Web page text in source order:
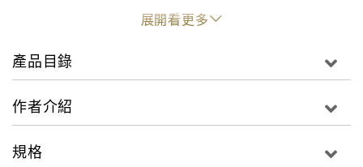
最為充裕、大氣溫度飽和，瓜果、雜糧熟成，是最適宜
製作農產加工品的時節。山居海邊家家戶戶就算不是醃
漬世家，也都拿得出釀造醬油、做豆腐乳的看家本領。
水稻收成加夏季醃漬品加工連番而來，兵荒馬亂之後，
籃，芥菜、白蘿蔔、金棗、洛神花、蔥蒜，灶腳裡忙碌
農，是天賦異稟的漬女，她們從女性長輩習得醃漬的工
展開看更多
產品目錄
作者介紹
規格